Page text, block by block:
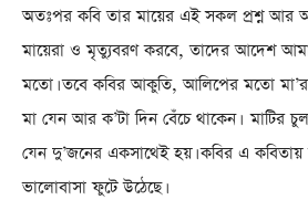
অতঃপর কবি তার মায়ের এই সকল প্রশ্ন আর
মায়েরা ও মৃত্যুবরণ করবে, তাদের আদেশ
মতো। তবে কবির আকুতি, আলিপের মতো মা’র
মা যেন আর ক’টা দিন বেঁচে থাকেন। মাটির
যেন দু’জনের একসাথেই হয়। কবির এ কবিতায়
ভালোবাসা ফুটে উঠেছে।